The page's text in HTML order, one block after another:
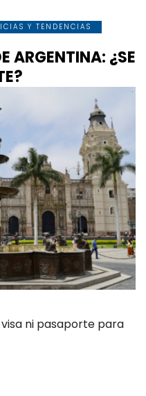
Y TENDENCIAS
ARGENTINA: ¿SE
ni pasaporte para